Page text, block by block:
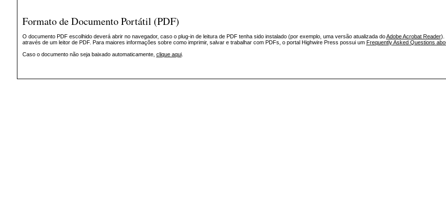
Formato de Documento Portátil (PDF)
O documento PDF escolhido deverá abrir no navegador, caso o plug-in de leitura de PDF tenha sido instalado (por exemplo, uma versão atualizada doAdobe Acrobat Reader).
através de um leitor de PDF. Para maiores informações sobre como imprimir, salvar e trabalhar com PDFs, o portal Highwire Press possui um Frequently Asked Questions
Caso o documento não seja baixado automaticamente, clique aqui.